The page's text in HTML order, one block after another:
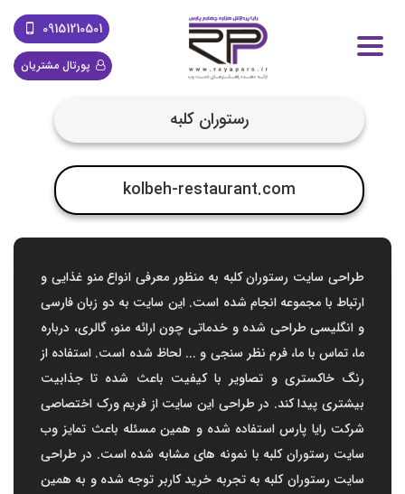
09151210501
پورتال مشتریان
رستوران کلبه
kolbeh-restaurant.com
طراحی سایت رستوران کلبه به منظور معرفی انواع منو غذایی و
ارتباط با مجموعه انجام شده است. این سایت به دو زبان فارسی
و انگلیسی طراحی شده و خدماتی چون ارائه منو، گالری، درباره
ما، تماس با ما، فرم نظر سنجی و ... لحاظ شده است. استفاده از
رنگ خاکستری و تصاویر با کیفیت باعث شده تا جذابیت
بیشتری پیدا کند. در طراحی این سایت از فریم ورک اختصاصی
شرکت رایا پارس استفاده شده و همین مسئله باعث تمایز وب
سایت رستوران کلبه با نمونه های مشابه شده است. در طراحی
سایت رستوران کلبه به تجربه خرید کاربر توجه شده و به همین